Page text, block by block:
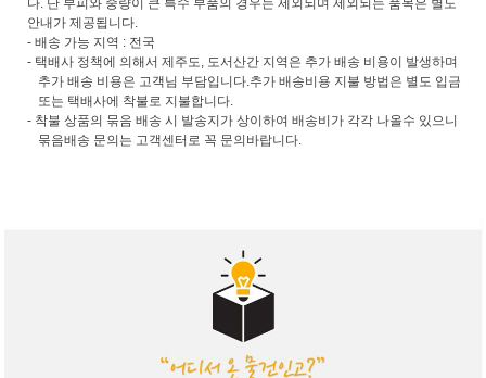
다. 단 부피와 중량이 큰 특수 부품의 경우는 제외되며 제외되는 품목은 별도
안내가 제공됩니다.
- 배송 가능 지역 : 전국
- 택배사 정책에 의해서 제주도, 도서산간 지역은 추가 배송 비용이 발생하며
추가 배송 비용은 고객님 부담입니다.추가 배송비용 지불 방법은 별도 입금
또는 택배사에 착불로 지불합니다.
- 착불 상품의 묶음 배송 시 발송지가 상이하여 배송비가 각각 나올수 있으니
묶음배송 문의는 고객센터로 꼭 문의바랍니다.